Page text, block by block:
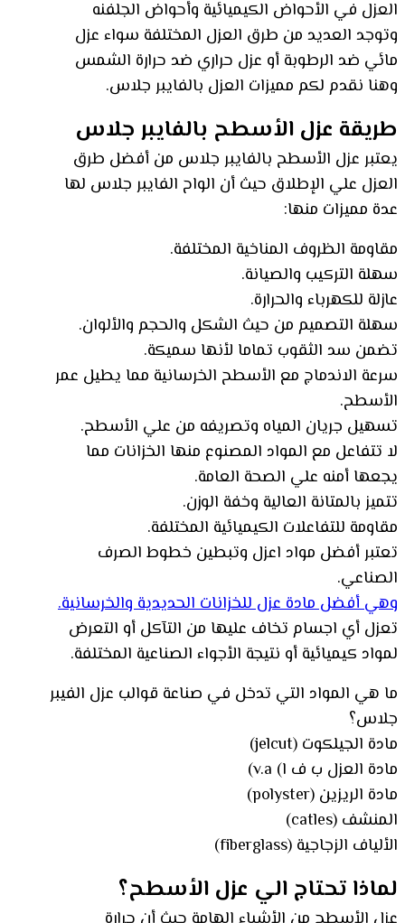
العزل في الأحواض الكيميائية وأحواض الجلفنه
وتوجد العديد من طرق العزل المختلفة سواء عزل
مائي ضد الرطوبة أو عزل حراري ضد حرارة الشمس
وهنا نقدم لكم مميزات العزل بالفايبر جلاس.
طريقة عزل الأسطح بالفايبر جلاس
يعتبر عزل الأسطح بالفايبر جلاس من أفضل طرق
العزل علي الإطلاق حيث أن الواح الفايبر جلاس لها
عدة مميزات منها:
مقاومة الظروف المناخية المختلفة.
سهلة التركيب والصيانة.
عازلة للكهرباء والحرارة.
سهلة التصميم من حيث الشكل والحجم والألوان.
تضمن سد الثقوب تماما لأنها سميكة.
سرعة الاندماج مع الأسطح الخرسانية مما يطيل عمر
الأسطح.
تسهيل جريان المياه وتصريفه من علي الأسطح.
لا تتفاعل مع المواد المصنوع منها الخزانات مما
يجعها أمنه علي الصحة العامة.
تتميز بالمتانة العالية وخفة الوزن.
مقاومة للتفاعلات الكيميائية المختلفة.
تعتبر أفضل مواد اعزل وتبطين خطوط الصرف
الصناعي.
وهي أفضل مادة عزل للخزانات الحديدية والخرسانية.
تعزل أي اجسام تخاف عليها من التآكل أو التعرض
لمواد كيميائية أو نتيجة الأجواء الصناعية المختلفة.
ما هي المواد التي تدخل في صناعة قوالب عزل الفيبر
جلاس؟
مادة الجيلكوت (jelcut)
مادة العزل ب ف ا) v.a)
مادة الريزين (polyster)
المنشف (catles)
الألياف الزجاجية (fiberglass)
لماذا تحتاج الي عزل الأسطح؟